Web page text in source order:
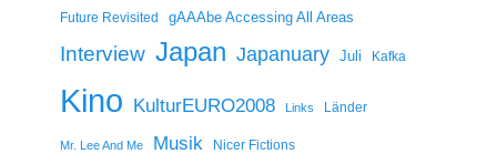
Future Revisited
gAAAbe Accessing All Areas
Interview Japan Japanuary Juli Kafka
Kino KulturEURO2008 Links Länder
Mr. Lee And Me Musik Nicer Fictions